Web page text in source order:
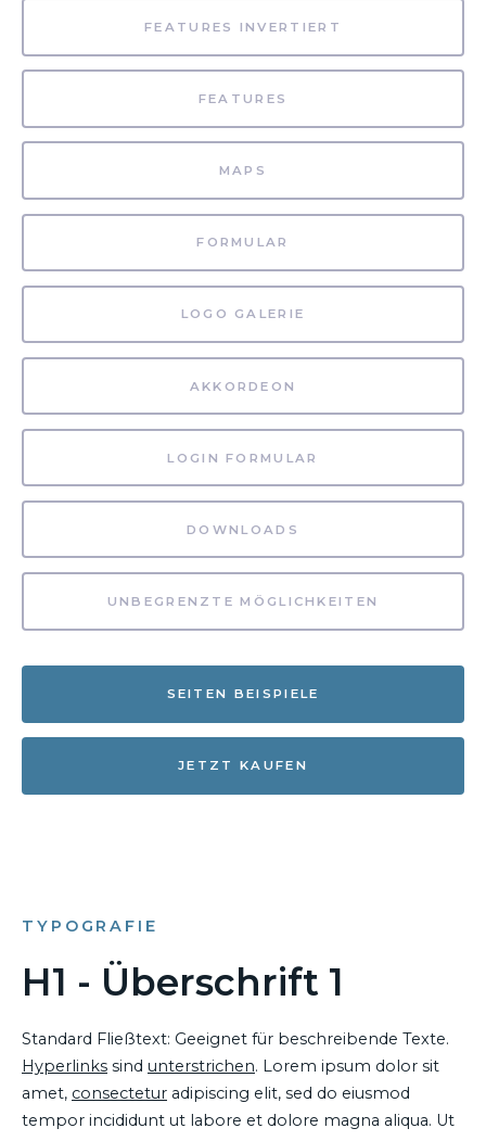
FEATURES INVERTIERT
FEATURES
MAPS
FORMULAR
LOGO GALERIE
AKKORDEON
LOGIN FORMULAR
DOWNLOADS
UNBEGRENZTE MÖGLICHKEITEN
SEITEN BEISPIELE
JETZT KAUFEN
TYPOGRAFIE
H1 - Überschrift 1
Standard Fließtext: Geeignet für beschreibende Texte.
Hyperlinks sind unterstrichen. Lorem ipsum dolor sit
amet, consectetur adipiscing elit, sed do eiusmod
tempor incididunt ut labore et dolore magna aliqua. Ut